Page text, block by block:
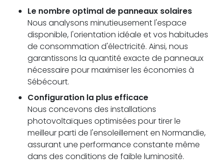
Le nombre optimal de panneaux solaires
Nous analysons minutieusement l'espace
disponible, l'orientation idéale et vos habitudes
de consommation d'électricité. Ainsi, nous
garantissons la quantité exacte de panneaux
nécessaire pour maximiser les économies à
Sébécourt.
Configuration la plus efficace
Nous concevons des installations
photovoltaïques optimisées pour tirer le
meilleur parti de l'ensoleillement en Normandie,
assurant une performance constante même
dans des conditions de faible luminosité.